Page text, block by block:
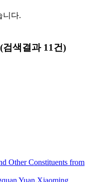
니다.
(검색결과 11건)
Other Constituents from